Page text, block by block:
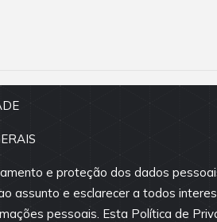
e proteção dos dados
assunto e esclarecer a todos
pessoais. Esta Política de